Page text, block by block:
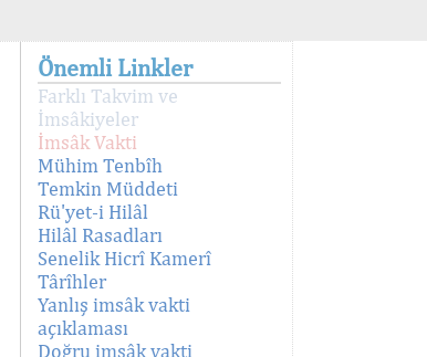
Önemli Linkler
Farklı Takvim ve
İmsâkiyeler
İmsâk Vakti
Mühim Tenbîh
Temkin Müddeti
Rü'yet-i Hilâl
Hilâl Rasadları
Senelik Hicrî Kamerî
Târîhler
Yanlış imsâk vakti
açıklaması
Doğru imsâk vakti